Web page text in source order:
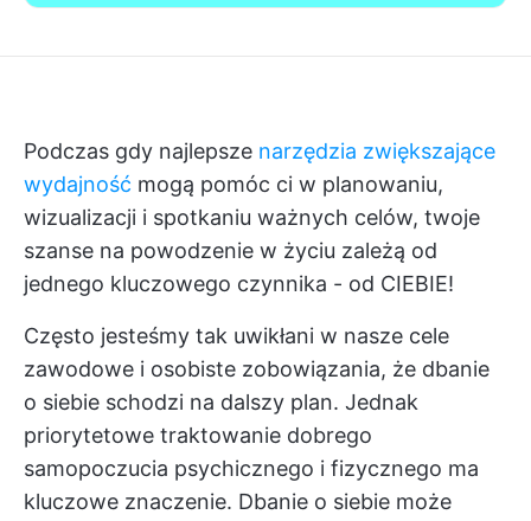
Podczas gdy najlepsze narzędzia zwiększające
wydajność mogą pomóc ci w planowaniu,
wizualizacji i spotkaniu ważnych celów, twoje
szanse na powodzenie w życiu zależą od
jednego kluczowego czynnika - od CIEBIE!
Często jesteśmy tak uwikłani w nasze cele
zawodowe i osobiste zobowiązania, że dbanie
o siebie schodzi na dalszy plan. Jednak
priorytetowe traktowanie dobrego
samopoczucia psychicznego i fizycznego ma
kluczowe znaczenie. Dbanie o siebie może